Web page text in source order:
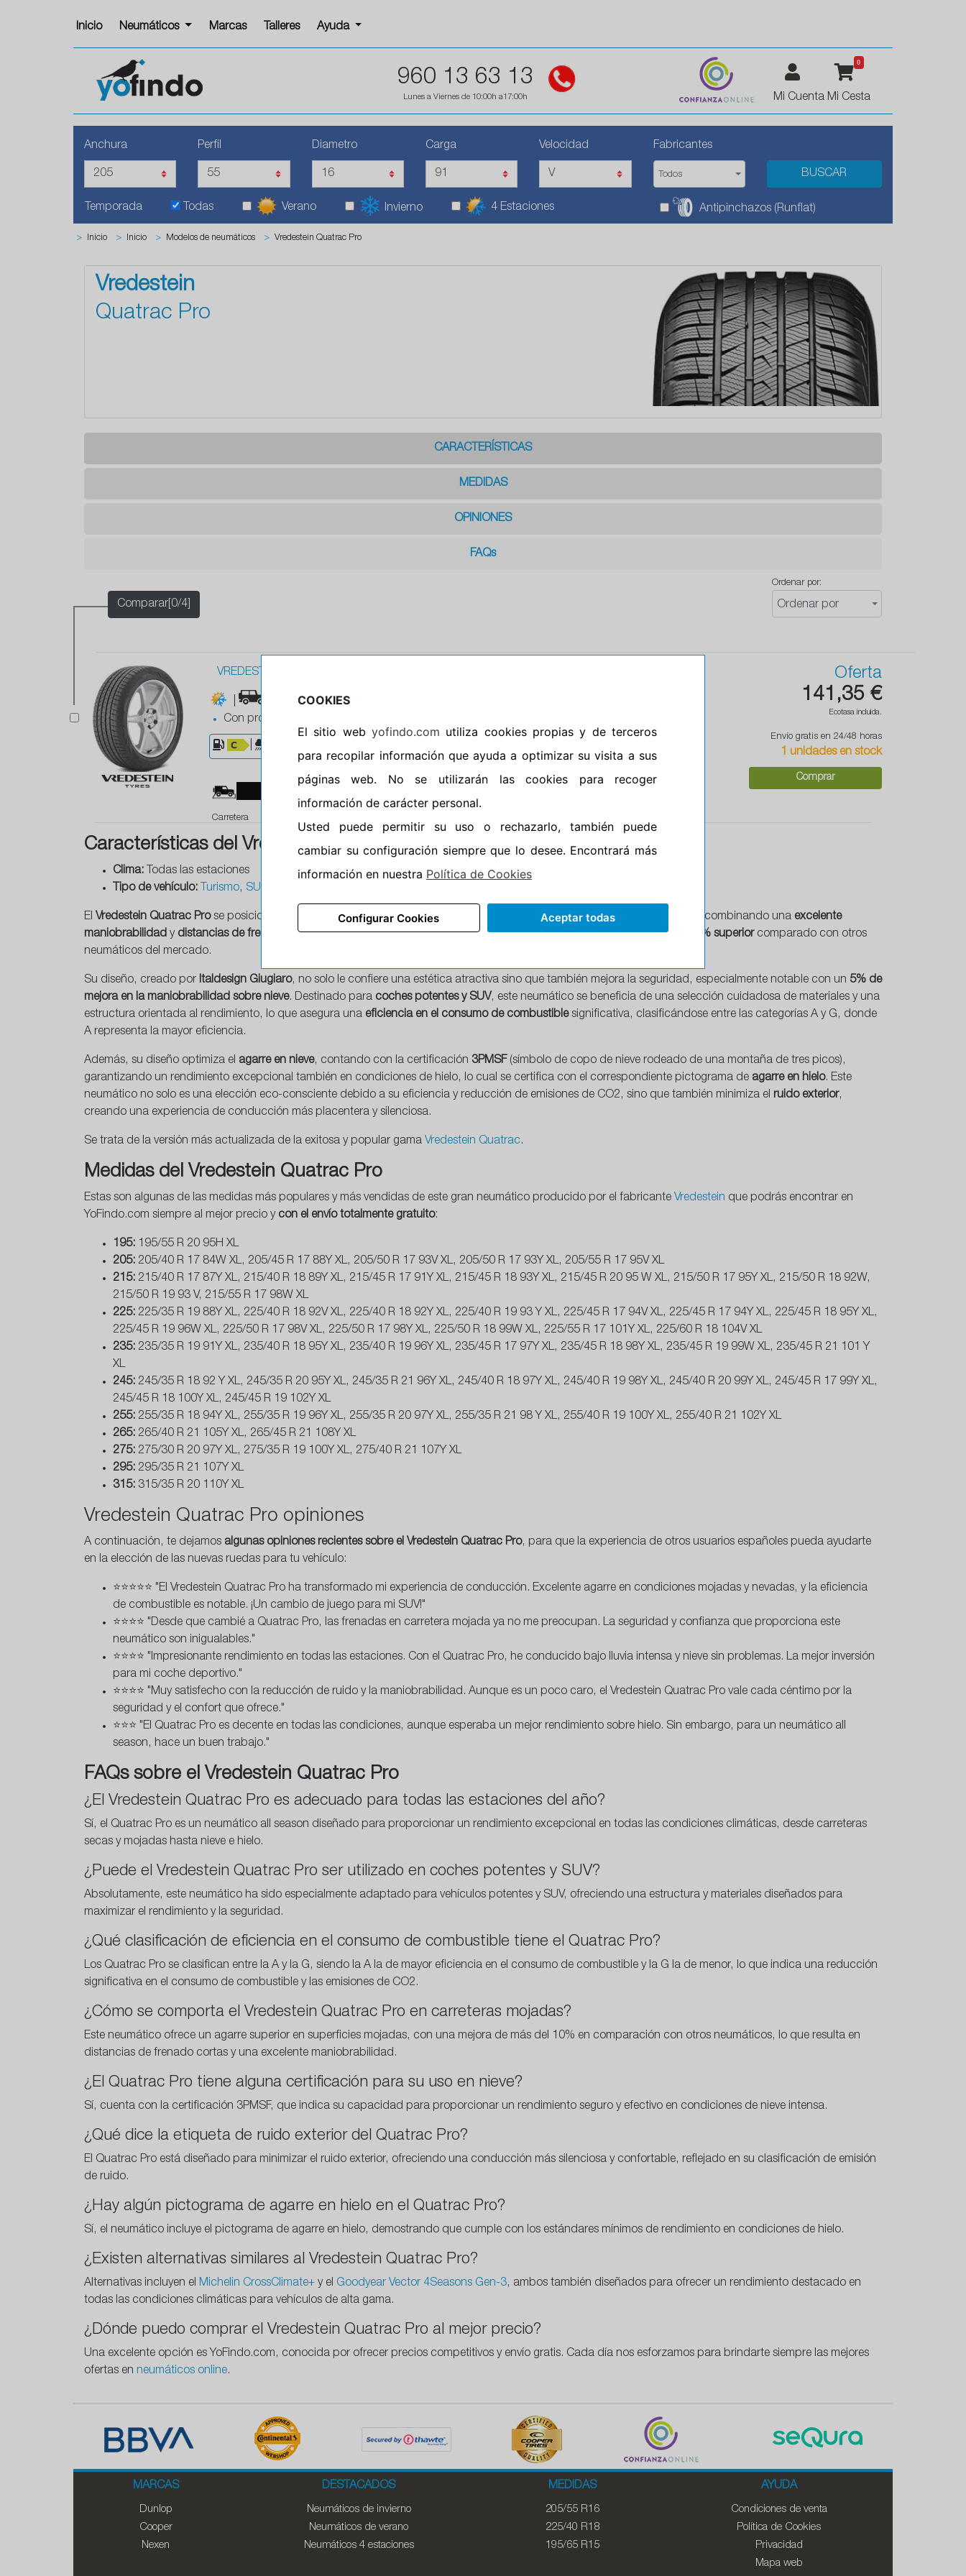
Inicio Neumáticos Marcas Talleres Ayuda
960 13 63 13
Lunes a Viernes de 10:00h a17:00h Mi Cuenta
0
Mi Cesta
Anchura Perfil Diametro Carga Velocidad Fabricantes
Todos
Temporada Todas Verano Invierno 4 Estaciones Antipinchazos (Runflat)
> Inicio > Inicio > Modelos de neumáticos > Vredestein Quatrac Pro
Vredestein
Quatrac Pro
CARACTERÍSTICAS
MEDIDAS
OPINIONES
FAQs
Comparar[0/4]
Ordenar por:
Ordenar por
VREDESTEIN 255/55R19 111W XL QUATRAC PRO
|M+S|
Con protector de llanta
Carretera
Devoluciones 60 días
3 años de garantía
Stock real
Ficha del producto
Oferta
141,35 €
Ecotasa incluida.
Envío gratis en 24/48 horas
1 unidades en stock
Comprar
Características del Vredestein Quatrac Pro
Clima: Todas las estaciones
Tipo de vehículo: Turismo, SUV
El Vredestein Quatrac Prose posiciona como el neumático all seasonsde referencia para el segmento de altas prestaciones, combinando una excelente
maniobrabilidad y distancias de frenado cortasen carreteras mojadas, con un agarre en superficies mojadas más de un 10% superiorcomparado con otros
neumáticos del mercado.
Su diseño, creado por Italdesign Giugiaro, no solo le confiere una estética atractiva sino que también mejora la seguridad, especialmente notable con un 5% de
mejora en la maniobrabilidad sobre nieve. Destinado para coches potentes y SUV, este neumático se beneficia de una selección cuidadosa de materiales y una
estructura orientada al rendimiento, lo que asegura una eficiencia en el consumo de combustiblesignificativa, clasificándose entre las categorías A y G, donde
A representa la mayor eficiencia.
Además, su diseño optimiza el agarre en nieve, contando con la certificación 3PMSF (símbolo de copo de nieve rodeado de una montaña de tres picos),
garantizando un rendimiento excepcional también en condiciones de hielo, lo cual se certifica con el correspondiente pictograma de agarre en hielo. Este
neumático no solo es una elección eco-consciente debido a su eficiencia y reducción de emisiones de CO2, sino que también minimiza el ruido exterior,
creando una experiencia de conducción más placentera y silenciosa.
Se trata de la versión más actualizada de la exitosa y popular gama Vredestein Quatrac.
Medidas del Vredestein Quatrac Pro
Estas son algunas de las medidas más populares y más vendidas de este gran neumático producido por el fabricante Vredestein que podrás encontrar en
YoFindo.com siempre al mejor precio y con el envío totalmente gratuito:
195: 195/55 R 20 95H XL
205: 205/40 R 17 84W XL, 205/45 R 17 88Y XL, 205/50 R 17 93V XL, 205/50 R 17 93Y XL, 205/55 R 17 95V XL
215: 215/40 R 17 87Y XL, 215/40 R 18 89Y XL, 215/45 R 17 91Y XL, 215/45 R 18 93Y XL, 215/45 R 20 95 W XL, 215/50 R 17 95Y XL, 215/50 R 18 92W,
215/50 R 19 93 V, 215/55 R 17 98W XL
225: 225/35 R 19 88Y XL, 225/40 R 18 92V XL, 225/40 R 18 92Y XL, 225/40 R 19 93 Y XL, 225/45 R 17 94V XL, 225/45 R 17 94Y XL, 225/45 R 18 95Y XL,
225/45 R 19 96W XL, 225/50 R 17 98V XL, 225/50 R 17 98Y XL, 225/50 R 18 99W XL, 225/55 R 17 101Y XL, 225/60 R 18 104V XL
235: 235/35 R 19 91Y XL, 235/40 R 18 95Y XL, 235/40 R 19 96Y XL, 235/45 R 17 97Y XL, 235/45 R 18 98Y XL, 235/45 R 19 99W XL, 235/45 R 21 101 Y
XL
245: 245/35 R 18 92 Y XL, 245/35 R 20 95Y XL, 245/35 R 21 96Y XL, 245/40 R 18 97Y XL, 245/40 R 19 98Y XL, 245/40 R 20 99Y XL, 245/45 R 17 99Y XL,
245/45 R 18 100Y XL, 245/45 R 19 102Y XL
255: 255/35 R 18 94Y XL, 255/35 R 19 96Y XL, 255/35 R 20 97Y XL, 255/35 R 21 98 Y XL, 255/40 R 19 100Y XL, 255/40 R 21 102Y XL
265: 265/40 R 21 105Y XL, 265/45 R 21 108Y XL
275: 275/30 R 20 97Y XL, 275/35 R 19 100Y XL, 275/40 R 21 107Y XL
295: 295/35 R 21 107Y XL
315: 315/35 R 20 110Y XL
Vredestein Quatrac Pro opiniones
A continuación, te dejamos algunas opiniones recientes sobre el Vredestein Quatrac Pro, para que la experiencia de otros usuarios españoles pueda ayudarte
en la elección de las nuevas ruedas para tu vehículo:
⭐⭐⭐⭐⭐ "El Vredestein Quatrac Pro ha transformado mi experiencia de conducción. Excelente agarre en condiciones mojadas y nevadas, y la eficiencia
de combustible es notable. ¡Un cambio de juego para mi SUV!"
⭐⭐⭐⭐ "Desde que cambié a Quatrac Pro, las frenadas en carretera mojada ya no me preocupan. La seguridad y confianza que proporciona este
neumático son inigualables."
⭐⭐⭐⭐ "Impresionante rendimiento en todas las estaciones. Con el Quatrac Pro, he conducido bajo lluvia intensa y nieve sin problemas. La mejor inversión
para mi coche deportivo."
⭐⭐⭐⭐ "Muy satisfecho con la reducción de ruido y la maniobrabilidad. Aunque es un poco caro, el Vredestein Quatrac Pro vale cada céntimo por la
seguridad y el confort que ofrece."
⭐⭐⭐ "El Quatrac Pro es decente en todas las condiciones, aunque esperaba un mejor rendimiento sobre hielo. Sin embargo, para un neumático all
season, hace un buen trabajo."
FAQs sobre el Vredestein Quatrac Pro
¿El Vredestein Quatrac Pro es adecuado para todas las estaciones del año?
Sí, el Quatrac Pro es un neumático all season diseñado para proporcionar un rendimiento excepcional en todas las condiciones climáticas, desde carreteras
secas y mojadas hasta nieve e hielo.
¿Puede el Vredestein Quatrac Pro ser utilizado en coches potentes y SUV?
Absolutamente, este neumático ha sido especialmente adaptado para vehículos potentes y SUV, ofreciendo una estructura y materiales diseñados para
maximizar el rendimiento y la seguridad.
¿Qué clasificación de eficiencia en el consumo de combustible tiene el Quatrac Pro?
Los Quatrac Pro se clasifican entre la A y la G, siendo la A la de mayor eficiencia en el consumo de combustible y la G la de menor, lo que indica una reducción
significativa en el consumo de combustible y las emisiones de CO2.
¿Cómo se comporta el Vredestein Quatrac Pro en carreteras mojadas?
Este neumático ofrece un agarre superior en superficies mojadas, con una mejora de más del 10% en comparación con otros neumáticos, lo que resulta en
distancias de frenado cortas y una excelente maniobrabilidad.
¿El Quatrac Pro tiene alguna certificación para su uso en nieve?
Sí, cuenta con la certificación 3PMSF, que indica su capacidad para proporcionar un rendimiento seguro y efectivo en condiciones de nieve intensa.
¿Qué dice la etiqueta de ruido exterior del Quatrac Pro?
El Quatrac Pro está diseñado para minimizar el ruido exterior, ofreciendo una conducción más silenciosa y confortable, reflejado en su clasificación de emisión
de ruido.
¿Hay algún pictograma de agarre en hielo en el Quatrac Pro?
Sí, el neumático incluye el pictograma de agarre en hielo, demostrando que cumple con los estándares mínimos de rendimiento en condiciones de hielo.
¿Existen alternativas similares al Vredestein Quatrac Pro?
Alternativas incluyen el Michelin CrossClimate+ y el Goodyear Vector 4Seasons Gen-3, ambos también diseñados para ofrecer un rendimiento destacado en
todas las condiciones climáticas para vehículos de alta gama.
¿Dónde puedo comprar el Vredestein Quatrac Pro al mejor precio?
Una excelente opción es YoFindo.com, conocida por ofrecer precios competitivos y envío gratis. Cada día nos esforzamos para brindarte siempre las mejores
ofertas en neumáticos online.
MARCAS
Dunlop
Cooper
Nexen
DESTACADOS
Neumáticos de invierno
Neumáticos de verano
Neumáticos 4 estaciones
MEDIDAS
205/55 R16
225/40 R18
195/65 R15
AYUDA
Condiciones de venta
Política de Cookies
Privacidad
Mapa web
COOKIES
El sitio web yofindo.com utiliza cookies propias y de terceros
para recopilar información que ayuda a optimizar su visita a sus
páginas web. No se utilizarán las cookies para recoger
información de carácter personal.
Usted puede permitir su uso o rechazarlo, también puede
cambiar su configuración siempre que lo desee. Encontrará más
información en nuestra Política de Cookies
Configurar Cookies Aceptar todas